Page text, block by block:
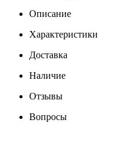
Описание
Характеристики
Доставка
Наличие
Отзывы
Вопросы